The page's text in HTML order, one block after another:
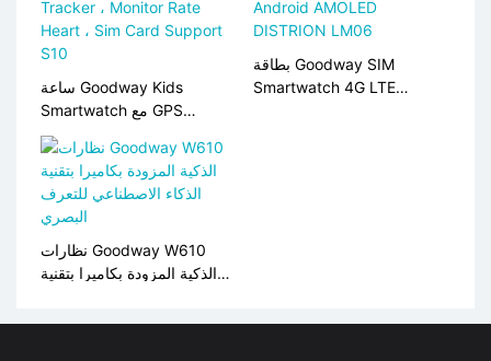
ساعة Goodway Kids
Smartwatch مع GPS
Tracker ، Monitor Rate
Heart ، Sim Card Support
S10
بطاقة Goodway SIM
Smartwatch 4G LTE
نظارات Goodway W610
الذكية المزودة بكاميرا بتقنية